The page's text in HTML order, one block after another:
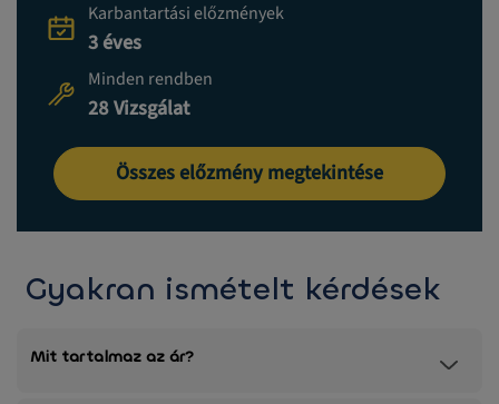
Karbantartási előzmények
3 éves
Minden rendben
28 Vizsgálat
Összes előzmény megtekintése
Gyakran ismételt kérdések
Mit tartalmaz az ár?